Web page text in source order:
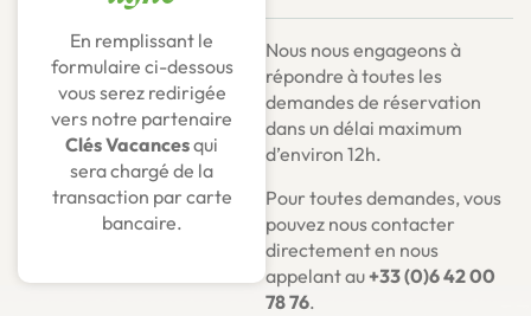
En remplissant le
formulaire ci-dessous
vous serez redirigée
vers notre partenaire
Clés Vacancesqui
sera chargé de la
transaction par carte
bancaire.
Nous nous engageons à
répondre à toutes les
demandes de réservation
dans un délai maximum
d’environ 12h.
Pour toutes demandes, vous
pouvez nous contacter
directement en nous
appelant au+33 (0)6 42 00
78 76.